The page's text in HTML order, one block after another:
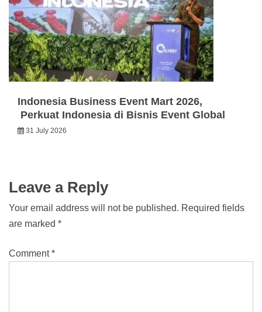
Indonesia Business Event Mart 2026,
Perkuat Indonesia di Bisnis Event Global
31 July 2026
Leave a Reply
Your email address will not be published. Required fields
are marked *
Comment*